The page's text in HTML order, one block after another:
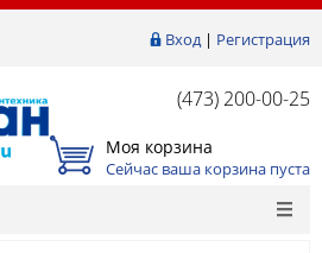
Вход| Регистрация
(473) 200-00-25
Моя корзина
Сейчас ваша корзина пуста